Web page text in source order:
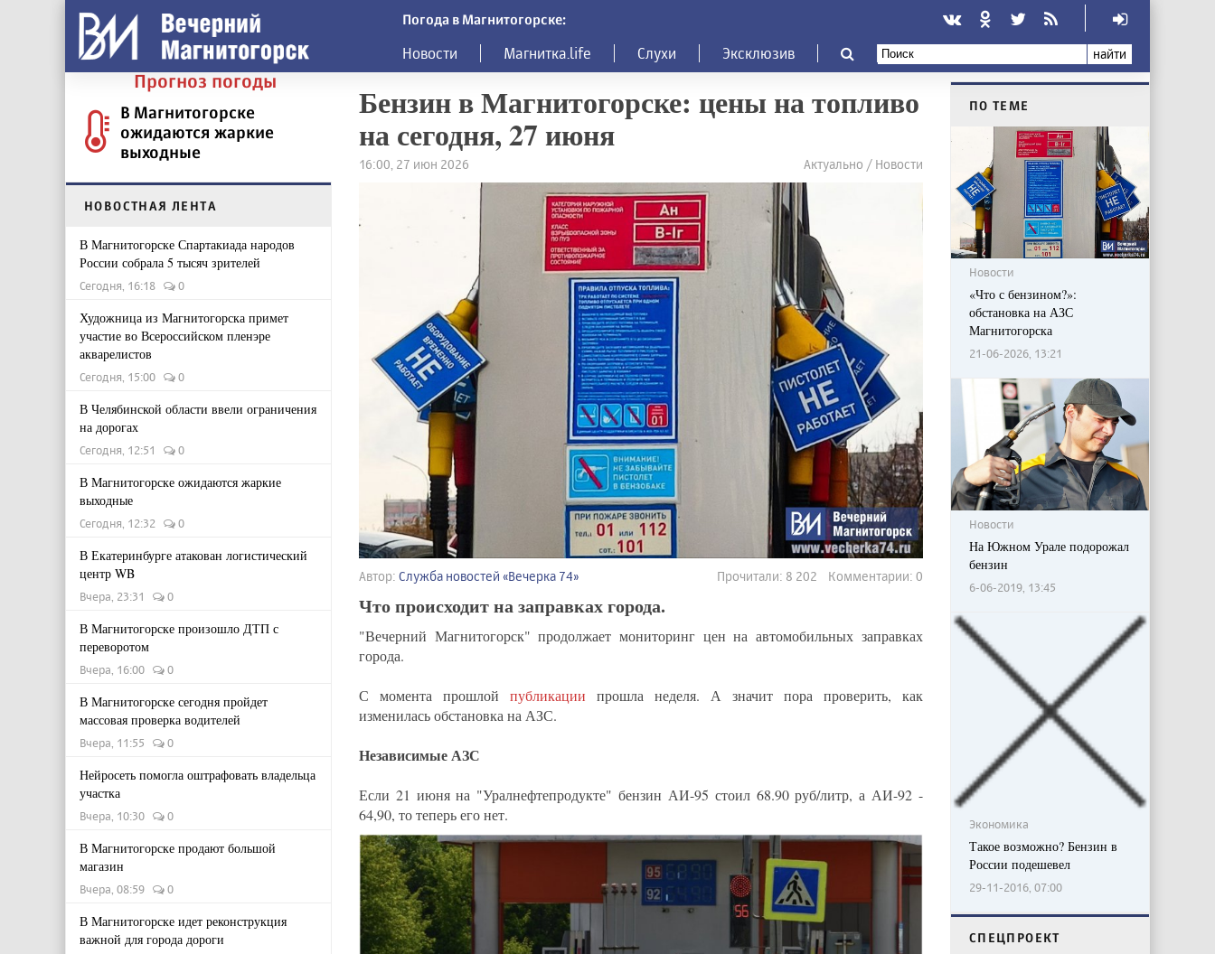
Погода в Магнитогорске:
Новости Магнитка.life Слухи Эксклюзив найти
Прогноз погоды
В Магнитогорске
ожидаются жаркие
выходные
НОВОСТНАЯ ЛЕНТА
В Магнитогорске Спартакиада народов
России собрала 5 тысяч зрителей
Сегодня, 16:18 0
Художница из Магнитогорска примет
участие во Всероссийском пленэре
акварелистов
Сегодня, 15:00 0
В Челябинской области ввели ограничения
на дорогах
Сегодня, 12:51 0
В Магнитогорске ожидаются жаркие
выходные
Сегодня, 12:32 0
В Екатеринбурге атакован логистический
центр WB
Вчера, 23:31 0
В Магнитогорске произошло ДТП с
переворотом
Вчера, 16:00 0
В Магнитогорске сегодня пройдет
массовая проверка водителей
Вчера, 11:55 0
Нейросеть помогла оштрафовать владельца
участка
Вчера, 10:30 0
В Магнитогорске продают большой
магазин
Вчера, 08:59 0
В Магнитогорске идет реконструкция
важной для города дороги
Бензин в Магнитогорске: цены на топливо
на сегодня, 27 июня
16:00, 27 июн 2026 Актуально / Новости
Автор: Служба новостей «Вечерка 74» Прочитали: 8 202 Комментарии: 0
Что происходит на заправках города.
"Вечерний Магнитогорск" продолжает мониторинг цен на автомобильных заправках
города.
С момента прошлой публикации прошла неделя. А значит пора проверить, как
изменилась обстановка на АЗС.
Независимые АЗС
Если 21 июня на "Уралнефтепродукте" бензин АИ-95 стоил 68.90 руб/литр, а АИ-92 -
64,90, то теперь его нет.
ПО ТЕМЕ
Новости
«Что с бензином?»:
обстановка на АЗС
Магнитогорска
21-06-2026, 13:21
Новости
На Южном Урале подорожал
бензин
6-06-2019, 13:45
Экономика
Такое возможно? Бензин в
России подешевел
29-11-2016, 07:00
CПЕЦПРОЕКТ